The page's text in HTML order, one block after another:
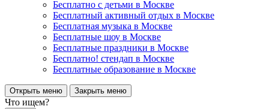
Бесплатно с детьми в Москве
Бесплатный активный отдых в Москве
Бесплатная музыка в Москве
Бесплатные шоу в Москве
Бесплатные праздники в Москве
Бесплатно! стендап в Москве
Бесплатные образование в Москве
Открыть меню Закрыть меню
Что ищем?